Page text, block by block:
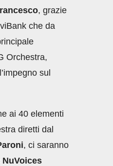
, grazie
che da
Orchestra,
sul
ai 40 elementi
diretti dal
, ci saranno
NuVoices